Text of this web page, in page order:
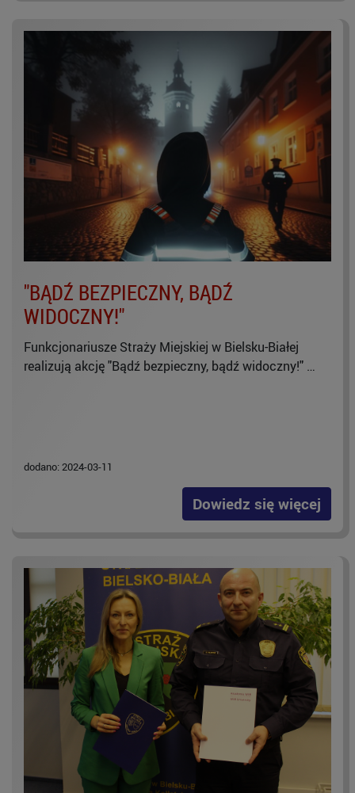
"BĄDŹ BEZPIECZNY, BĄDŹ
WIDOCZNY!"
Funkcjonariusze Straży Miejskiej w Bielsku-Białej
realizują akcję "Bądź bezpieczny, bądź widoczny!" …
dodano: 2024-03-11
Dowiedz się więcej